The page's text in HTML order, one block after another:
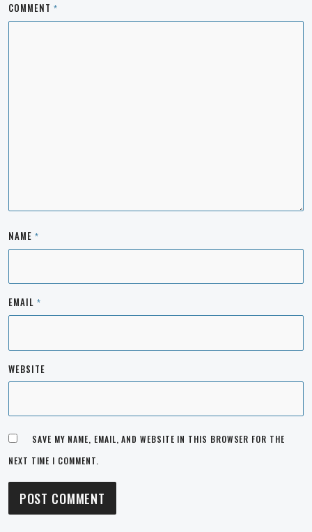
COMMENT *
NAME *
EMAIL *
WEBSITE
SAVE MY NAME, EMAIL, AND WEBSITE IN THIS BROWSER FOR THE
NEXT TIME I COMMENT.